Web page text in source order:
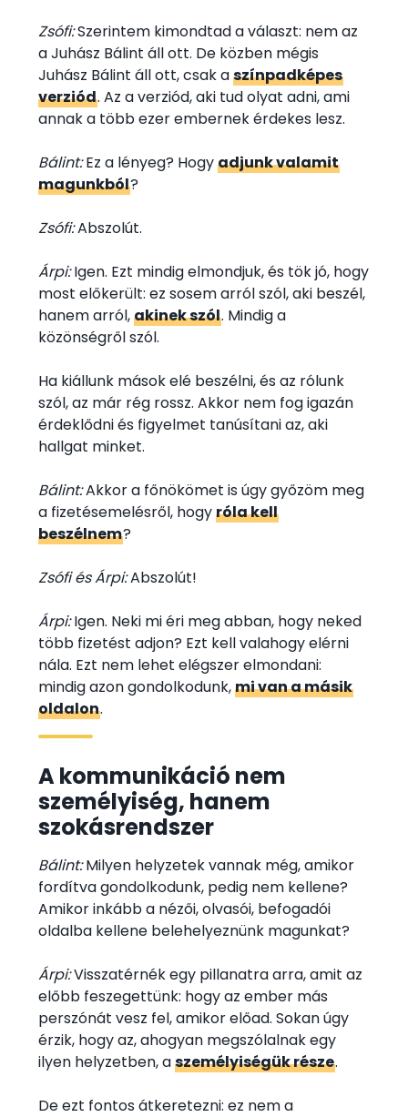
Zsófi:Szerintem kimondtad a választ: nem az
a Juhász Bálint áll ott. De közben mégis
Juhász Bálint áll ott, csak aszínpadképes
verziód. Az a verziód, aki tud olyat adni, ami
annak a több ezer embernek érdekes lesz.
Bálint:Ez a lényeg? Hogyadjunk valamit
magunkból?
Zsófi:Abszolút.
Árpi:Igen. Ezt mindig elmondjuk, és tök jó, hogy
most előkerült: ez sosem arról szól, aki beszél,
hanem arról,akinek szól. Mindig a
közönségről szól.
Ha kiállunk mások elé beszélni, és az rólunk
szól, az már rég rossz. Akkor nem fog igazán
érdeklődni és figyelmet tanúsítani az, aki
hallgat minket.
Bálint:Akkor a főnökömet is úgy győzöm meg
a fizetésemelésről, hogyróla kell
beszélnem?
Zsófi és Árpi:Abszolút!
Árpi:Igen. Neki mi éri meg abban, hogy neked
több fizetést adjon? Ezt kell valahogy elérni
nála. Ezt nem lehet elégszer elmondani:
mindig azon gondolkodunk,mi van a másik
oldalon.
A kommunikáció nem
személyiség, hanem
szokásrendszer
Bálint:Milyen helyzetek vannak még, amikor
fordítva gondolkodunk, pedig nem kellene?
Amikor inkább a nézői, olvasói, befogadói
oldalba kellene belehelyeznünk magunkat?
Árpi:Visszatérnék egy pillanatra arra, amit az
előbb feszegettünk: hogy az ember más
perszónát vesz fel, amikor előad. Sokan úgy
érzik, hogy az, ahogyan megszólalnak egy
ilyen helyzetben, aszemélyiségük része.
De ezt fontos átkeretezni: ez nem a